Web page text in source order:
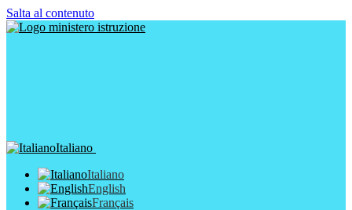
Salta al contenuto
Italiano
Italiano
English
Français